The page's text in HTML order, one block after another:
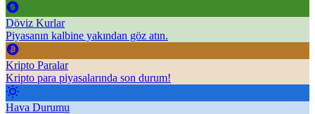
Döviz Kurlar
Piyasanın kalbine yakından göz atın.
Kripto Paralar
Kripto para piyasalarında son durum!
Hava Durumu